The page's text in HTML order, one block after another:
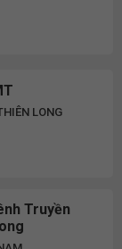
LONG
Truyền